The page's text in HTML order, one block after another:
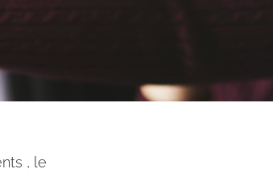
, le